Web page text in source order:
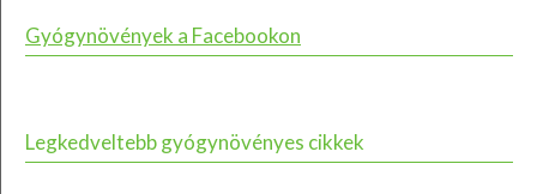
Gyógynövények a Facebookon
Legkedveltebb gyógynövényes cikkek